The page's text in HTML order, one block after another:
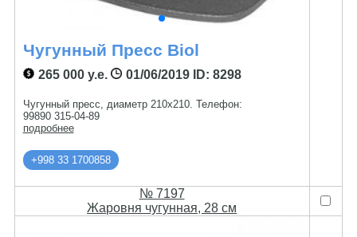
Чугунный Пресс Biol
265 000 у.е. 01/06/2019ID: 8298
Чугунный пресс, диаметр 210х210. Телефон:
99890 315-04-89
подробнее
+998 33 1700858
№ 7197
Жаровня чугунная, 28 см